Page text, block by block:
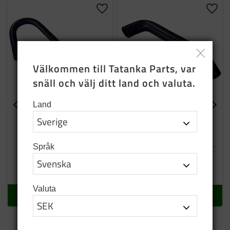
Värmeslang
Slang till värmare i hytten
620SEK
Lägg till i favoriter
I lager
KÖP
alla bilar
Kylarslang från
Pos 11
I lager
KÖP
Välkommen till Tatanka Parts, var
snäll och välj ditt land och valuta.
Land
Språk
Valuta